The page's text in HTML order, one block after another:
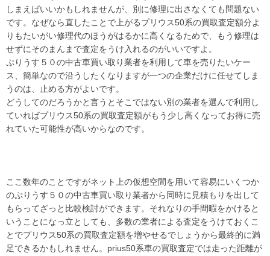
しまえばいいかもしれませんが、別に修理に出さなくても問題ない
です。なぜなら直したことで上がるプリウス50系の買取査定額分よ
りもたいがい修理代のほうがはるかに高くなるためで、もう修理は
せずにそのまんまで査定をうけ入れるのがいいですよ。
ぷりうす５０の中古車買い取り業者を利用して車を売りたいケー
ス、簡単なので沿うしたくなりますが一つの企業だけに任せてしま
うのは、止める方がよいです。
どうしてのだろうかと言うとそこではない別の業者を選んで利用し
ていればプリウス50系の買取査定額がもう少し高くなってお得に売
れていた可能性が高いからなのです。
ここ数年のことですがネット上の仮想空間を用いて容易にいくつか
のぷりうす５０の中古車買い取り業者から同時に見積もりを出して
もらってざっと比較検討ができます。それなりの手間暇をかけると
いうことになっ立としても、多数の業者による査定をうけておくこ
とでプリウス50系の買取査定額を増やせるでしょうから最終的に満
足できるかもしれません。prius50系車の買取査定では走った距離が